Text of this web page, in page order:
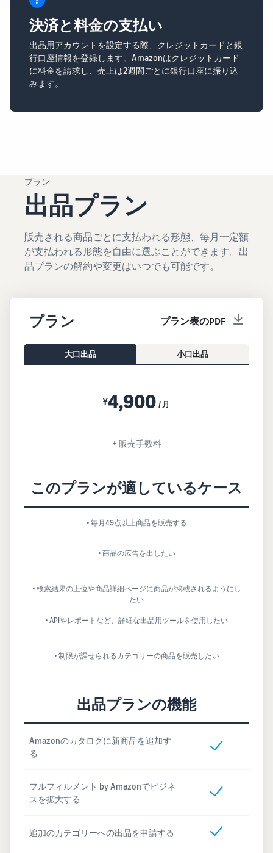
決済と料金の支払い
出品用アカウントを設定する際、クレジットカードと銀
行口座情報を登録します。Amazonはクレジットカード
に料金を請求し、売上は2週間ごとに銀行口座に振り込
みます。
プラン
出品プラン
販売される商品ごとに支払われる形態、毎月一定額
が支払われる形態を自由に選ぶことができます。出
品プランの解約や変更はいつでも可能です。
プラン プラン表のPDF
大口出品 小口出品
¥4,900 /月
+ 販売手数料
このプランが適しているケース
• 毎月49点以上商品を販売する
• 商品の広告を出したい
• 検索結果の上位や商品詳細ページに商品が掲載されるようにし
たい
• APIやレポートなど、詳細な出品用ツールを使用したい
• 制限が課せられるカテゴリーの商品を販売したい
出品プランの機能
Amazonのカタログに新商品を追加す
る
フルフィルメント by Amazonでビジネ
スを拡大する
追加のカテゴリーへの出品を申請する